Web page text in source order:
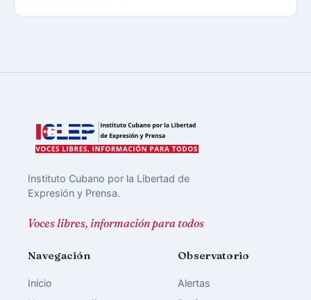
Instituto Cubano por la Libertad de
Expresión y Prensa.
Voces libres, información para todos
Navegación
Inicio
Observatorio
Alertas